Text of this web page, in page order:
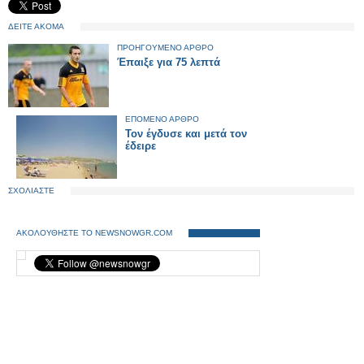
ΔΕΙΤΕ ΑΚΟΜΑ
ΠΡΟΗΓΟΥΜΕΝΟ ΑΡΘΡΟ
Έπαιξε για 75 λεπτά
ΕΠΟΜΕΝΟ ΑΡΘΡΟ
Τον έγδυσε και μετά τον
έδειρε
ΣΧΟΛΙΑΣΤΕ
ΑΚΟΛΟΥΘΗΣΤΕ ΤΟ NEWSNOWGR.COM